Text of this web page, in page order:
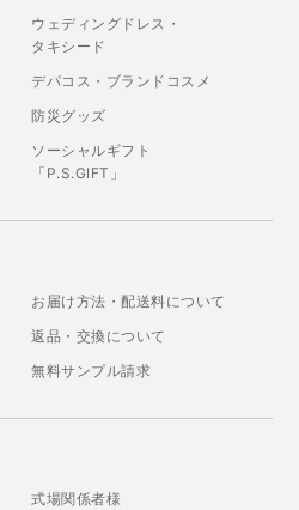
ウェディングドレス・
タキシード
デパコス・ブランドコスメ
防災グッズ
ソーシャルギフト
「P.S.GIFT」
お届け方法・配送料について
返品・交換について
無料サンプル請求
式場関係者様